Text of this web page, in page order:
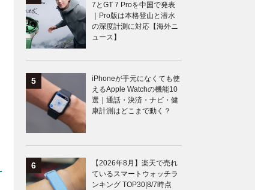
7とGT 7 Proを中国で発表
｜Pro版は本格登山と潜水
の深度計測に対応【海外ニ
ュース】
iPhoneが手元になくても使
えるApple Watchの機能10
選｜通話・決済・ナビ・健
康計測はどこまで動く？
【2026年8月】楽天で売れ
ているスマートウォッチラ
ンキング TOP30|8/7時点